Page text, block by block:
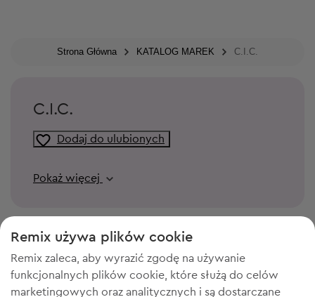
Strona Główna KATALOG MAREK C.I.C.
C.I.C.
Dodaj do ulubionych
Pokaż więcej
Remix używa plików cookie
Remix zaleca, aby wyrazić zgodę na używanie
funkcjonalnych plików cookie, które służą do celów
marketingowych oraz analitycznych i są dostarczane